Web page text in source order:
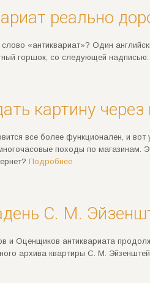
реально
«антиквариат»? Один
горшок, со следующей
картину через
все более функционален, и
походы по магазинам.
Подробнее
С. М.
и Оценщиков антиквариата
архива квартиры С. М.